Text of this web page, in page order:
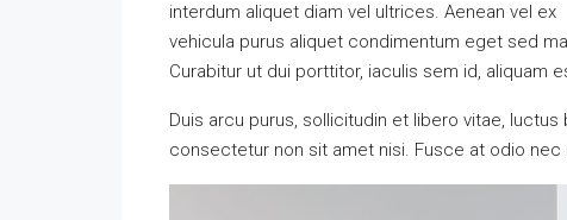
interdum aliquet diam vel ultrices. Aenean vel ex
vehicula purus aliquet condimentum eget sed
Curabitur ut dui porttitor, iaculis sem id, aliquam
Duis arcu purus, sollicitudin et libero vitae,
consectetur non sit amet nisi. Fusce at odio